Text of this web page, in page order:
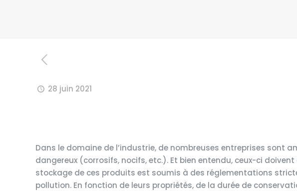
28 juin 2021
Dans le domaine de l’industrie, de nombreuses entreprises sont
dangereux (corrosifs, nocifs, etc.). Et bien entendu, ceux-ci
stockage de ces produits est soumis à des réglementations
pollution. En fonction de leurs propriétés, de la durée de